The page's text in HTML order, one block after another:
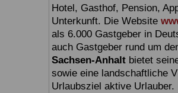
Hotel, Gasthof, Pension,
Unterkunft. Die Website
als 6.000 Gastgeber in
auch Gastgeber rund um
Sachsen-Anhalt bietet
sowie eine landschaftliche
Urlaubsziel aktive